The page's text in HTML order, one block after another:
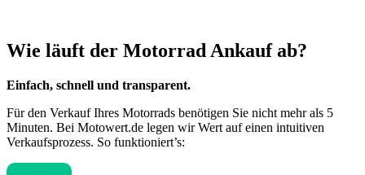
Wie läuft der Motorrad Ankaufab?
Einfach, schnell und transparent.
Für den Verkauf Ihres Motorrads benötigen Sie nicht mehr als 5
Minuten. Bei Motowert.de legen wir Wert auf einen intuitiven
Verkaufsprozess. So funktioniert’s: